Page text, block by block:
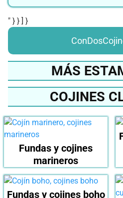
" } } ] }
MÁS
COJINES
Fundas y cojines
marineros
Fundas y cojines boho